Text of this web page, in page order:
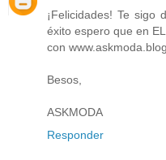
¡Felicidades! Te sigo
éxito espero que en
con
Besos,
ASKMODA
Responder